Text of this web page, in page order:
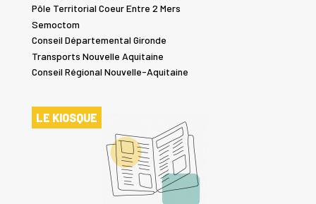
Pôle Territorial Coeur Entre 2 Mers
Semoctom
Conseil Départemental Gironde
Transports Nouvelle Aquitaine
Conseil Régional Nouvelle-Aquitaine
LE KIOSQUE